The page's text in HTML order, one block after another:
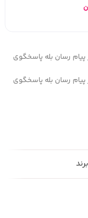
پیام رسان بله پاسخگوی
پیام رسان بله پاسخگوی